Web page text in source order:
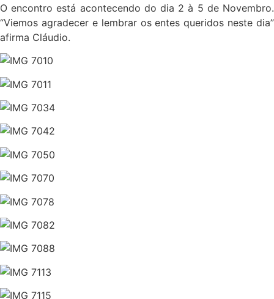
O encontro está acontecendo do dia 2 à 5 de Novembro.
“Viemos agradecer e lembrar os entes queridos neste dia”
afirma Cláudio.